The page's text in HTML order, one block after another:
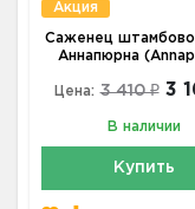
Акция
Саженец
Аннапюрна
Цена: 3 410 ₽ 3
В наличии
Купить